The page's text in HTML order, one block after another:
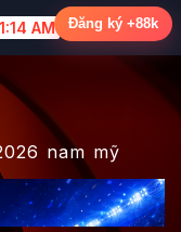
AM
nam mỹ
Đăng ký +88k